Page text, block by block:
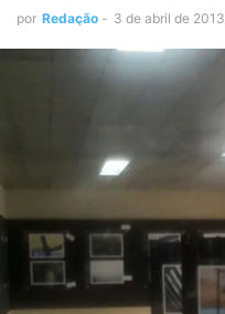
por Redação - 3 de abril de 2013